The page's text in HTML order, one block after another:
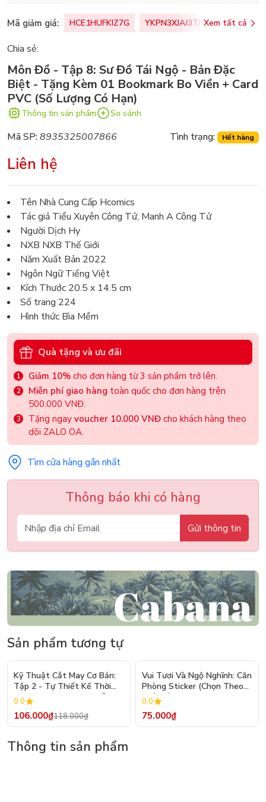
Mã giảm giá: HCE1HUFKIZ7G YKPN3XJAJ3TJ Xem tất cả
Chia sẻ:
Môn Đồ - Tập 8: Sư Đồ Tái Ngộ - Bản Đặc
Biệt - Tặng Kèm 01 Bookmark Bo Viền + Card
PVC (Số Lượng Có Hạn)
Thông tin sản phẩm So sánh
Mã SP:8935325007866 Tình trạng: Hết hàng
Liên hệ
Tên Nhà Cung Cấp Hcomics
Tác giả Tiểu Xuyên Công Tử, Manh A Công Tử
Người Dịch Hy
NXB NXB Thế Giới
Năm Xuất Bản 2022
Ngôn Ngữ Tiếng Việt
Kích Thước 20.5 x 14.5 cm
Số trang 224
Hình thức Bìa Mềm
Quà tặng và ưu đãi
Giảm 10% cho đơn hàng từ 3 sản phẩm trở lên.
Miễn phí giao hàng toàn quốc cho đơn hàng trên
500.000 VNĐ.
Tặng ngay voucher 10.000 VNĐ cho khách hàng theo
dõi ZALO OA.
Tìm cửa hàng gần nhất
Thông báo khi có hàng
Gửi thông tin
Sản phẩm tương tự
- 10%
Kỹ Thuật Cắt May Cơ Bản:
Tập 2 - Tự Thiết Kế Thời
Trang Nam Nữ - Tạo Mẫu
Rập - Kỹ Thuật Nhảy Size
0.0
106.000₫118.000₫
Vui Tươi Và Ngộ Nghĩnh: Căn
Phòng Sticker (Chọn Theo
Chủ Đề) - Hơn 250 Sticker
0.0
75.000₫
Thông tin sản phẩm